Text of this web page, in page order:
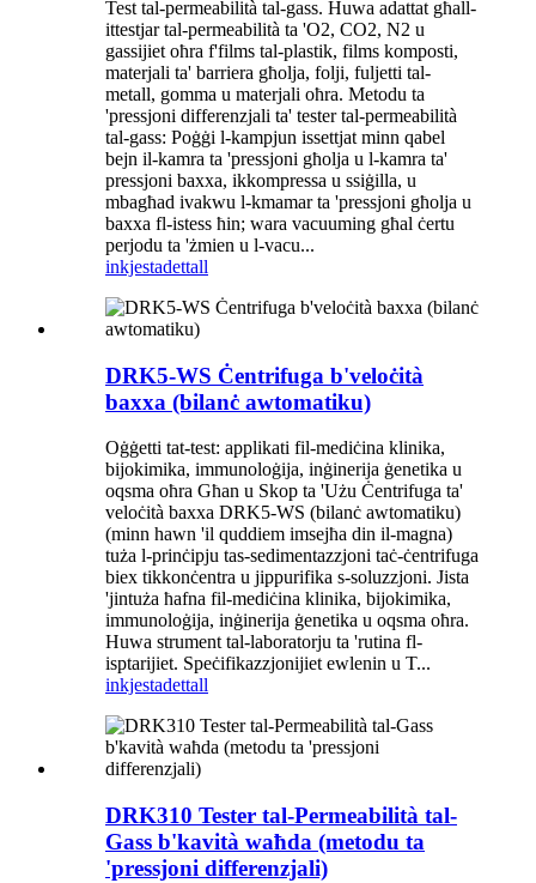
Test tal-permeabilità tal-gass. Huwa adattat għall-
ittestjar tal-permeabilità ta 'O2, CO2, N2 u
gassijiet oħra f'films tal-plastik, films komposti,
materjali ta' barriera għolja, folji, fuljetti tal-
metall, gomma u materjali oħra. Metodu ta
'pressjoni differenzjali ta' tester tal-permeabilità
tal-gass: Poġġi l-kampjun issettjat minn qabel
bejn il-kamra ta 'pressjoni għolja u l-kamra ta'
pressjoni baxxa, ikkompressa u ssiġilla, u
mbagħad ivakwu l-kmamar ta 'pressjoni għolja u
baxxa fl-istess ħin; wara vacuuming għal ċertu
perjodu ta 'żmien u l-vacu...
inkjestadettall
DRK5-WS Ċentrifuga b'veloċità
baxxa (bilanċ awtomatiku)
Oġġetti tat-test: applikati fil-mediċina klinika,
bijokimika, immunoloġija, inġinerija ġenetika u
oqsma oħra Għan u Skop ta 'Użu Ċentrifuga ta'
veloċità baxxa DRK5-WS (bilanċ awtomatiku)
(minn hawn 'il quddiem imsejħa din il-magna)
tuża l-prinċipju tas-sedimentazzjoni taċ-ċentrifuga
biex tikkonċentra u jippurifika s-soluzzjoni. Jista
'jintuża ħafna fil-mediċina klinika, bijokimika,
immunoloġija, inġinerija ġenetika u oqsma oħra.
Huwa strument tal-laboratorju ta 'rutina fl-
isptarijiet. Speċifikazzjonijiet ewlenin u T...
inkjestadettall
DRK310 Tester tal-Permeabilità tal-
Gass b'kavità waħda (metodu ta
'pressjoni differenzjali)